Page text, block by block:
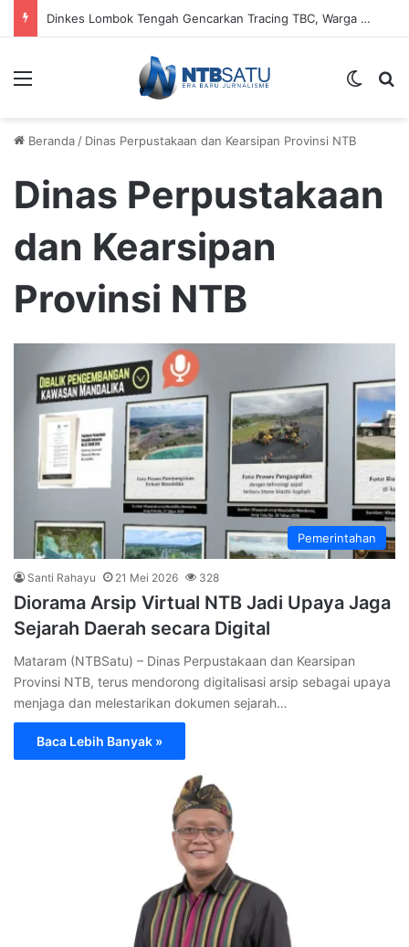
Dinkes Lombok Tengah Gencarkan Tracing TBC, Warga Batuk Dua Pekan Diminta Segera Periksa
Menu
Beranda / Dinas Perpustakaan dan Kearsipan Provinsi NTB
Dinas Perpustakaan
dan Kearsipan
Provinsi NTB
Pemerintahan
Santi Rahayu 21 Mei 2026 328
Diorama Arsip Virtual NTB Jadi Upaya Jaga
Sejarah Daerah secara Digital
Mataram (NTBSatu) – Dinas Perpustakaan dan Kearsipan
Provinsi NTB, terus mendorong digitalisasi arsip sebagai upaya
menjaga dan melestarikan dokumen sejarah…
Baca Lebih Banyak »